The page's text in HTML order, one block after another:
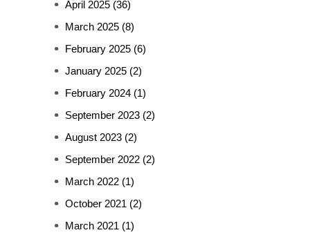
April 2025 (36)
March 2025 (8)
February 2025 (6)
January 2025 (2)
February 2024 (1)
September 2023 (2)
August 2023 (2)
September 2022 (2)
March 2022 (1)
October 2021 (2)
March 2021 (1)